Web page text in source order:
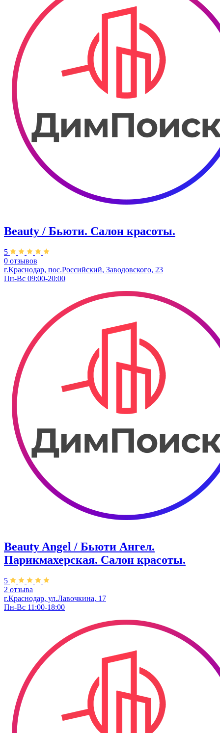
Beauty / Бьюти. Салон красоты.
5
0 отзывов
г.Краснодар, пос.Российский, Заводовского, 23
Пн-Вс 09:00-20:00
Beauty Angel / Бьюти Ангел.
Парикмахерская. Салон красоты.
5
2 отзыва
г.Краснодар, ул.Лавочкина, 17
Пн-Вс 11:00-18:00